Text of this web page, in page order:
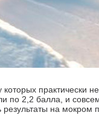
практически
2,2 балла, и
на мокром